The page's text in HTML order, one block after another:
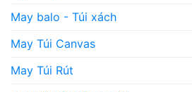
May balo - Túi xách
May Túi Canvas
May Túi Rút